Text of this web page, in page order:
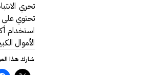
تحري
تحتوي على
استخدام
الأموال
شارك هذا